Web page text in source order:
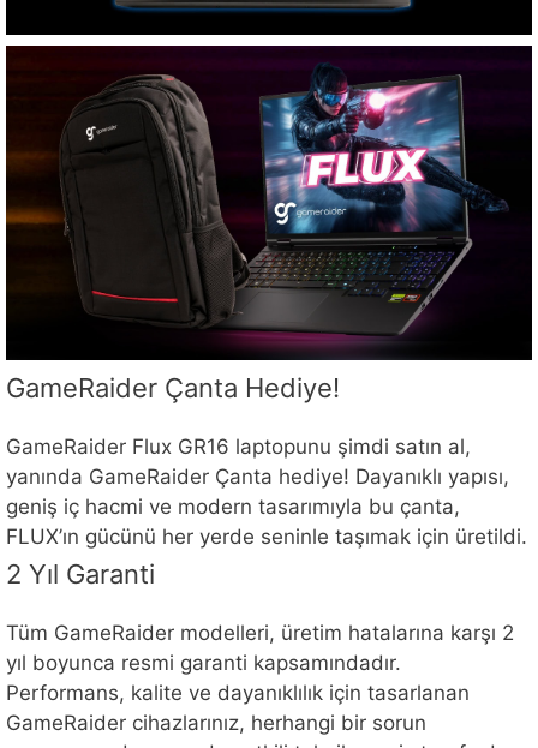
GameRaider Çanta Hediye!
GameRaider Flux GR16 laptopunu şimdi satın al,
yanında GameRaider Çanta hediye! Dayanıklı yapısı,
geniş iç hacmi ve modern tasarımıyla bu çanta,
FLUX’ın gücünü her yerde seninle taşımak için üretildi.
2 Yıl Garanti
Tüm GameRaider modelleri, üretim hatalarına karşı 2
yıl boyunca resmi garanti kapsamındadır.
Performans, kalite ve dayanıklılık için tasarlanan
GameRaider cihazlarınız, herhangi bir sorun